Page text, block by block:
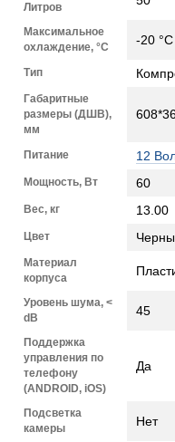
Литров
Максимальное
охлаждение, °C
-20 °C
Тип
Габаритные
размеры (ДШВ),
мм
Питание 12
Мощность, Вт 60
Вес, кг 13.00
Цвет
Материал
корпуса
Уровень шума, <
dB
45
Поддержка
управления по
телефону
(ANDROID, iOS)
Да
Подсветка
камеры
Нет